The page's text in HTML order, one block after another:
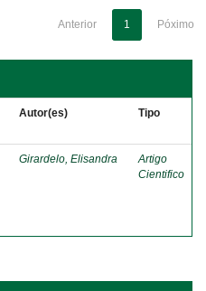
Anterior 1 Póximo
Autor(es) Tipo
Girardelo, Elisandra
Artigo
Cientifico